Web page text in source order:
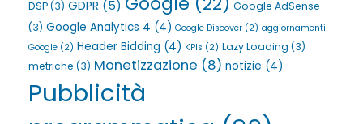
DSP(3) GDPR (5)
Google AdSense
(3) Google Analytics 4 (4) Google Discover (2) aggiornamenti
Google (2) Header Bidding (4) KPIs (2) Lazy Loading (3)
metriche (3) Monetizzazione (8) notizie (4)
Pubblicità